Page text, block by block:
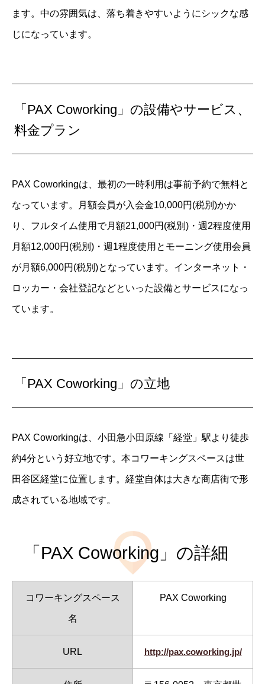
ます。中の雰囲気は、落ち着きやすいようにシックな感
じになっています。
「PAX Coworking」の設備やサービス、
料金プラン
PAX Coworkingは、最初の一時利用は事前予約で無料と
なっています。月額会員が入会金10,000円(税別)かか
り、フルタイム使用で月額21,000円(税別)・週2程度使用
月額12,000円(税別)・週1程度使用とモーニング使用会員
が月額6,000円(税別)となっています。インターネット・
ロッカー・会社登記などといった設備とサービスになっ
ています。
「PAX Coworking」の立地
PAX Coworkingは、小田急小田原線「経堂」駅より徒歩
約4分という好立地です。本コワーキングスペースは世
田谷区経堂に位置します。経堂自体は大きな商店街で形
成されている地域です。
「PAX Coworking」の詳細
コワーキングスペース
名
PAX Coworking
URL http://pax.coworking.jp/